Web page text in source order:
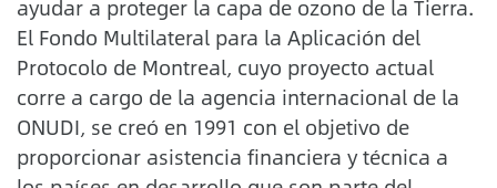
ayudar a proteger la capa de ozono de la Tierra.
El Fondo Multilateral para la Aplicación del
Protocolo de Montreal, cuyo proyecto actual
corre a cargo de la agencia internacional de la
ONUDI, se creó en 1991 con el objetivo de
proporcionar asistencia financiera y técnica a